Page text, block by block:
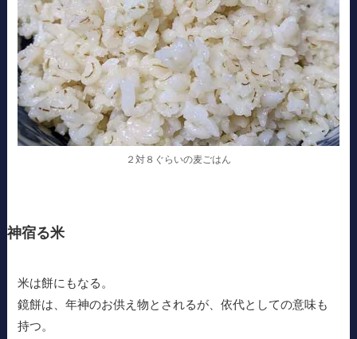
２対８ぐらいの麦ごはん
神宿る米
米は餅にもなる。
鏡餅は、年神のお供え物とされるが、依代としての意味も
持つ。